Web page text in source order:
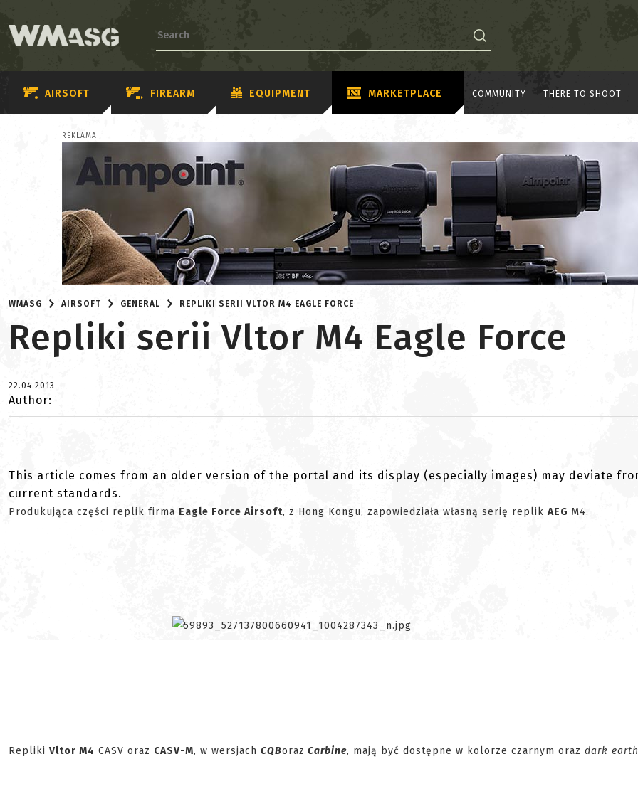
AIRSOFT FIREARM EQUIPMENT MARKETPLACE COMMUNITY THERE TO SHOOT
REKLAMA
WMASG AIRSOFT GENERAL REPLIKI SERII VLTOR M4 EAGLE FORCE
Repliki serii Vltor M4 Eagle Force
22.04.2013
Author:
This article comes from an older version of the portal and its display (especially images) may deviate
current standards.
Produkująca części replik firma Eagle Force Airsoft, z Hong Kongu, zapowiedziała własną serię replik AEG M4.
Repliki Vltor M4 CASV oraz CASV-M, w wersjach CQBoraz Carbine, mają być dostępne w kolorze czarnym oraz dark earth